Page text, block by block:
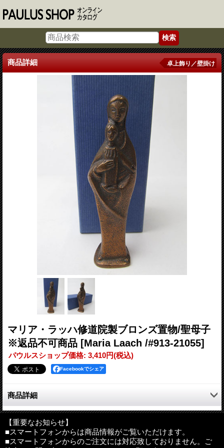
商品詳細 卓上飾り／壁掛け
マリア・ラッハ修道院製ブロンズ置物/聖母子
※返品不可商品 [Maria Laach /#913-21055]
パウルスショップ価格: 3,410円(税込)
Facebookでシェア
商品詳細
マリア・ラッハ（Maria Laach）修道院は、ドイツのケルンとマ
インツのほぼ中間のラーハ湖畔にあるベネディクト会の修道院で
す。
1093年に創設されたマリア・ラッハ修道院で作られたブロンズ製
【重要なお知らせ】
■スマートフォンからは商品情報がご覧いただけます。
■スマートフォンからのご注文には対応致しておりません。ご